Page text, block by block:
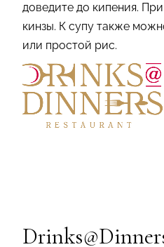
доведите до кипения.
кинзы. К супу также
или простой рис.